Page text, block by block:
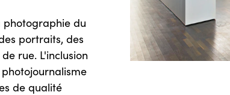
photographie du
portraits, des
rue. L'inclusion
de qualité